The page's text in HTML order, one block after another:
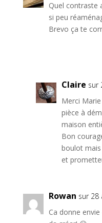
Quel contraste
si peu
Brevo ça te
Claire sur
Merci Marie
pièce à
maison
Bon
boulot
et
Rowan sur 28
Ca donne